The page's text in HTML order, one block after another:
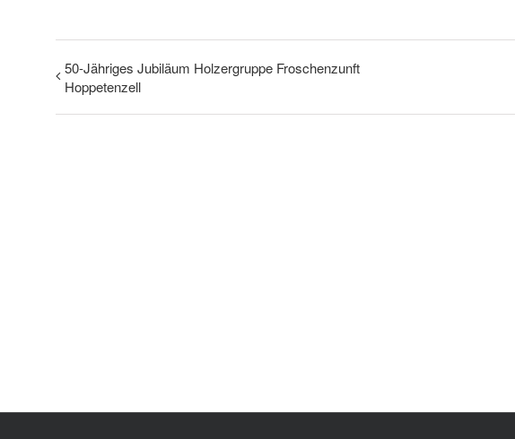
50-Jähriges Jubiläum Holzergruppe Froschenzunft
Hoppetenzell